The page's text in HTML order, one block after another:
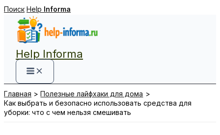
Перейти
содержимому
Поиск Help Informa
Help Informa
Главная
Полезные лайфхаки для дома
Как выбрать и безопасно использовать средства для
уборки: что с чем нельзя смешивать